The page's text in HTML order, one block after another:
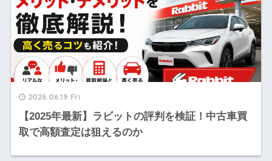
2026.06.19 Fri
【2025年最新】ラビットの評判を検証！中古車買
取で高額査定は狙えるのか